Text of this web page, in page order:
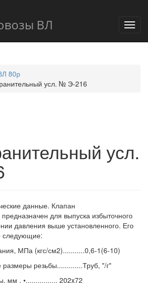
ВЛ
80р
усл. № Э-216
усл.
данные. Клапан
для выпуска избыточного
давления выше установленного. Его
следующие:
МПа (кгс/см2)...........0,6-1(6-10)
резьбы.............Труб, "/г"
мм . •................ 202x72